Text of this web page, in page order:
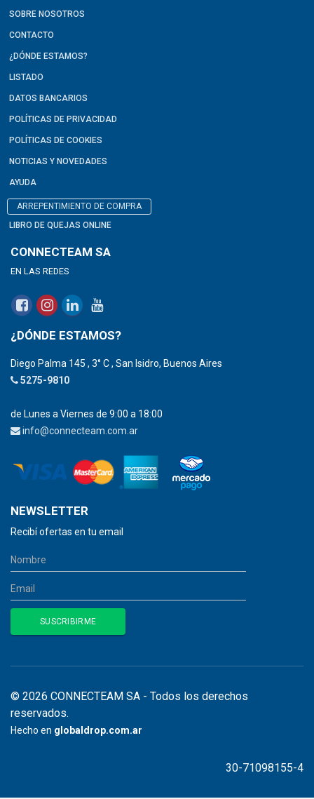
SOBRE NOSOTROS
CONTACTO
¿DÓNDE ESTAMOS?
LISTADO
DATOS BANCARIOS
POLÍTICAS DE PRIVACIDAD
POLÍTICAS DE COOKIES
NOTICIAS Y NOVEDADES
AYUDA
ARREPENTIMIENTO DE COMPRA
LIBRO DE QUEJAS ONLINE
CONNECTEAM SA
EN LAS REDES
¿DÓNDE ESTAMOS?
Diego Palma 145 , 3° C , San Isidro, Buenos Aires
5275-9810
de Lunes a Viernes de 9:00 a 18:00
info@connecteam.com.ar
NEWSLETTER
Recibí ofertas en tu email
© 2026 CONNECTEAM SA - Todos los derechos
reservados.
Hecho en globaldrop.com.ar
30-71098155-4